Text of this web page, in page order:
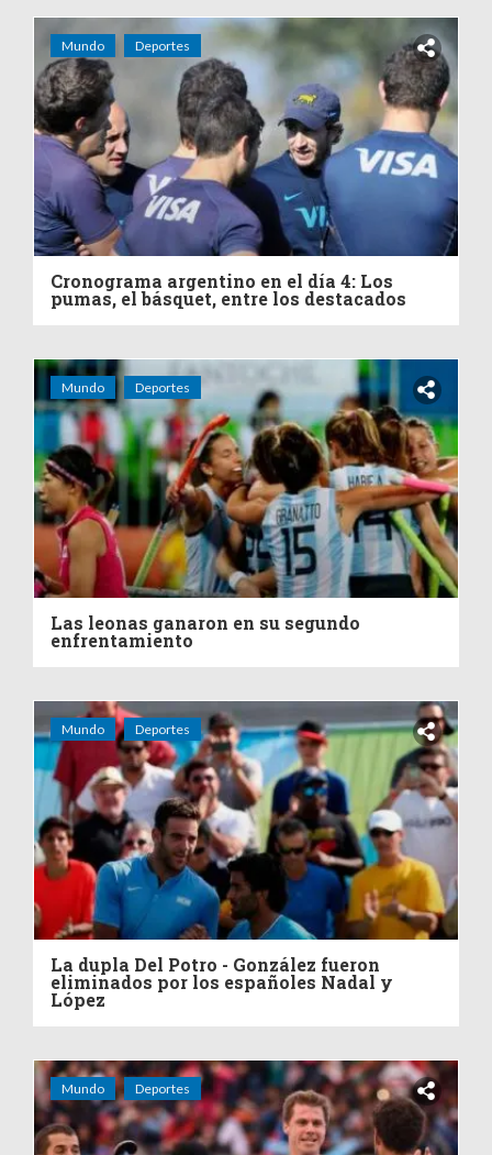
Mundo Deportes
Cronograma argentino en el día 4: Los
pumas, el básquet, entre los destacados
Mundo Deportes
Las leonas ganaron en su segundo
enfrentamiento
Mundo Deportes
La dupla Del Potro - González fueron
eliminados por los españoles Nadal y
López
Mundo Deportes